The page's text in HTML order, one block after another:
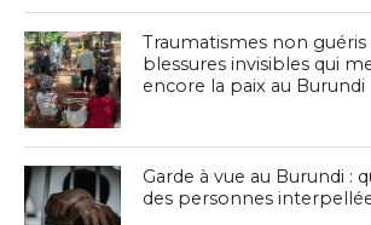
Traumatismes non guéris
blessures invisibles qui
encore la paix au Burundi
Garde à vue au Burundi :
des personnes